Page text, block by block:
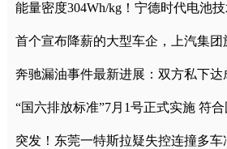
能量密度304Wh/kg！宁德时代电池
突发！东莞一特斯拉疑失控连撞多车